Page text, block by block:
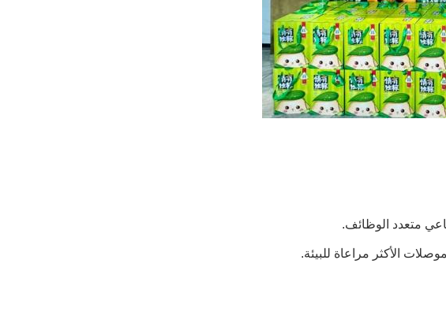
متعدد الوظائف.
الأكثر مراعاة للبيئة.